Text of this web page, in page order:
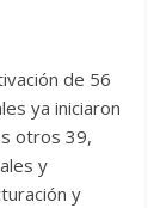
de 56
ya iniciaron
otros 39,
y
y